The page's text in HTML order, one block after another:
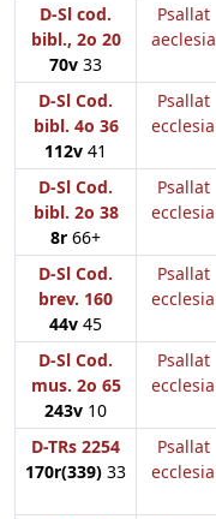
D-Sl cod.
bibl., 2o 20
70v 33
Psallat
aeclesia
D-Sl Cod.
bibl. 4o 36
112v 41
Psallat
ecclesia
D-Sl Cod.
bibl. 2o 38
8r 66+
Psallat
ecclesia
D-Sl Cod.
brev. 160
44v 45
Psallat
ecclesia
D-Sl Cod.
mus. 2o 65
243v 10
Psallat
ecclesia
D-TRs 2254
170r(339) 33
Psallat
ecclesia